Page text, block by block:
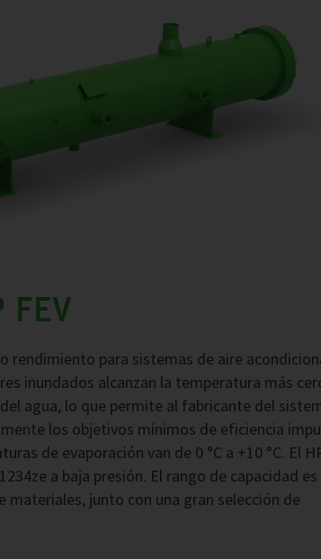
FEV
rendimiento para sistemas de aire
inundados alcanzan la temperatura más
agua, lo que permite al fabricante del
los objetivos mínimos de eficiencia
de evaporación van de 0 °C a +10 °C. El
a baja presión. El rango de capacidad es
materiales, junto con una gran selección de